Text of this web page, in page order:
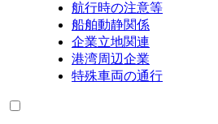
航行時の注意等
船舶動静関係
企業立地関連
港湾周辺企業
特殊車両の通行